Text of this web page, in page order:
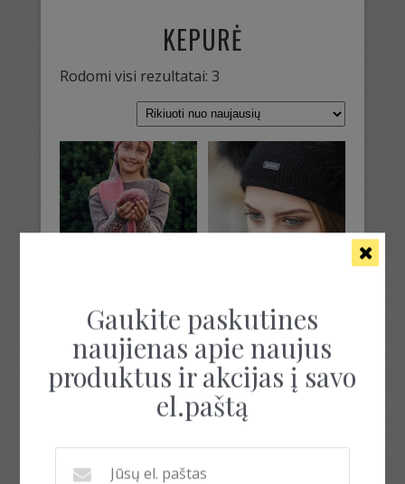
KEPURĖ
Rodomi visi rezultatai: 3
by
latest
ILGA KEPURĖ SU
RAŠTAIS
39.00€
KEPURĖ SU PUŠKAIS
39.00
Į krepšelį
Gaukite paskutines
naujienas apie naujus
produktus ir akcijas į savo
el.paštą